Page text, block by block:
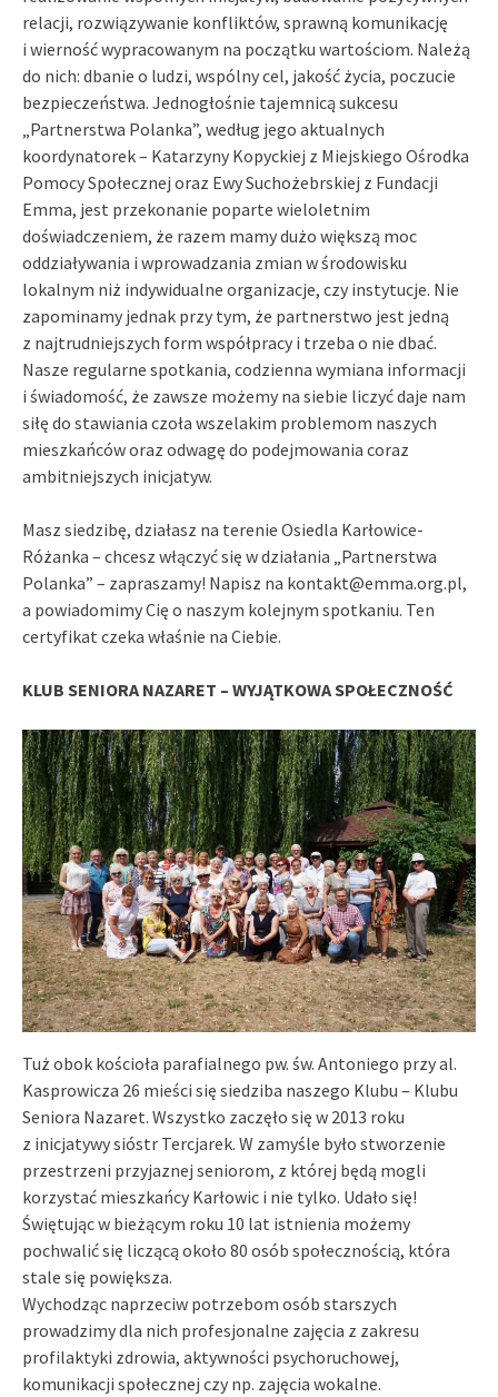
relacji, rozwiązywanie konfliktów, sprawną komunikację
i wierność wypracowanym na początku wartościom. Należą
do nich: dbanie o ludzi, wspólny cel, jakość życia, poczucie
bezpieczeństwa. Jednogłośnie tajemnicą sukcesu
„Partnerstwa Polanka”, według jego aktualnych
koordynatorek – Katarzyny Kopyckiej z Miejskiego Ośrodka
Pomocy Społecznej oraz Ewy Suchożebrskiej z Fundacji
Emma, jest przekonanie poparte wieloletnim
doświadczeniem, że razem mamy dużo większą moc
oddziaływania i wprowadzania zmian w środowisku
lokalnym niż indywidualne organizacje, czy instytucje. Nie
zapominamy jednak przy tym, że partnerstwo jest jedną
z najtrudniejszych form współpracy i trzeba o nie dbać.
Nasze regularne spotkania, codzienna wymiana informacji
i świadomość, że zawsze możemy na siebie liczyć daje nam
siłę do stawiania czoła wszelakim problemom naszych
mieszkańców oraz odwagę do podejmowania coraz
ambitniejszych inicjatyw.
Masz siedzibę, działasz na terenie Osiedla Karłowice-
Różanka – chcesz włączyć się w działania „Partnerstwa
Polanka” – zapraszamy! Napisz na kontakt@emma.org.pl,
a powiadomimy Cię o naszym kolejnym spotkaniu. Ten
certyfikat czeka właśnie na Ciebie.
KLUB SENIORA NAZARET – WYJĄTKOWA SPOŁECZNOŚĆ
Tuż obok kościoła parafialnego pw. św. Antoniego przy al.
Kasprowicza 26 mieści się siedziba naszego Klubu – Klubu
Seniora Nazaret. Wszystko zaczęło się w 2013 roku
z inicjatywy sióstr Tercjarek. W zamyśle było stworzenie
przestrzeni przyjaznej seniorom, z której będą mogli
korzystać mieszkańcy Karłowic i nie tylko. Udało się!
Świętując w bieżącym roku 10 lat istnienia możemy
pochwalić się liczącą około 80 osób społecznością, która
stale się powiększa.
Wychodząc naprzeciw potrzebom osób starszych
prowadzimy dla nich profesjonalne zajęcia z zakresu
profilaktyki zdrowia, aktywności psychoruchowej,
komunikacji społecznej czy np. zajęcia wokalne.